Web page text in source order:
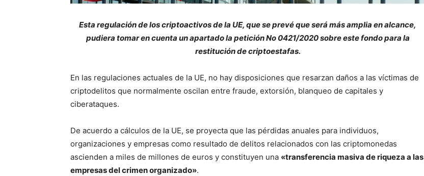
Esta regulación de los criptoactivos de la UE, que se prevé que será más amplia en alcance,
pudiera tomar en cuenta un apartado la petición No 0421/2020 sobre este fondo para la
restitución de criptoestafas.
En las regulaciones actuales de la UE, no hay disposiciones que resarzan daños a las víctimas de
criptodelitos que normalmente oscilan entre fraude, extorsión, blanqueo de capitales y
ciberataques.
De acuerdo a cálculos de la UE, se proyecta que las pérdidas anuales para individuos,
organizaciones y empresas como resultado de delitos relacionados con las criptomonedas
ascienden a miles de millones de euros y constituyen una «transferencia masiva de riqueza a las
empresas del crimen organizado».